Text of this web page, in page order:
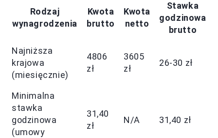
Rodzaj
wynagrodzenia
Kwota
brutto
Kwota
netto
Stawka
godzinowa
brutto
Najniższa
krajowa
(miesięcznie)
4806
zł
3605
zł
26-30 zł
Minimalna
stawka
godzinowa
(umowy
31,40
zł
N/A 31,40 zł